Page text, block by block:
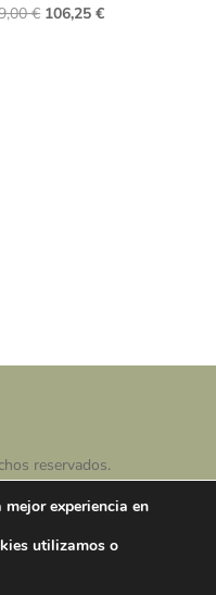
€ El
106,25€El
reservados.
experiencia en
utilizamos o